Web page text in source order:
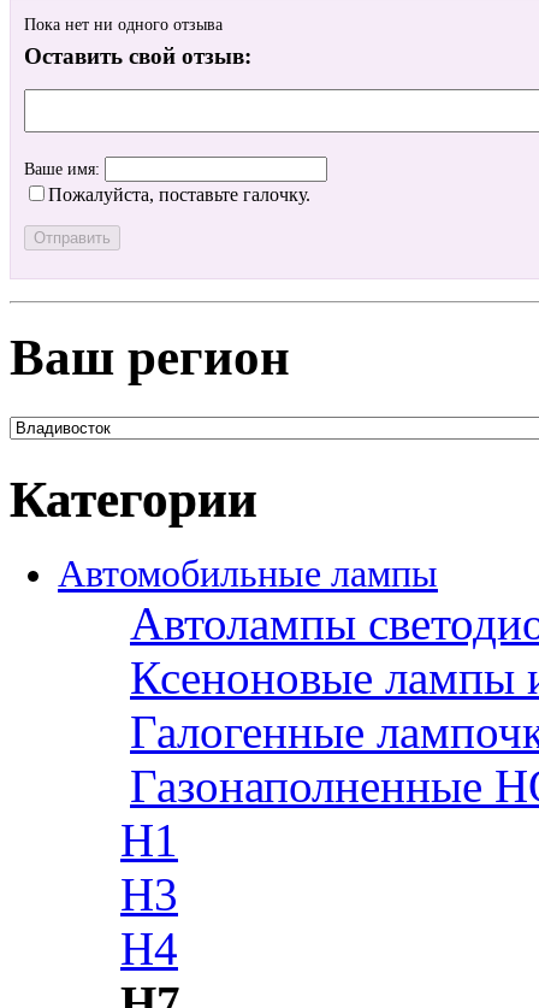
Пока нет ни одного отзыва
Оставить свой отзыв:
Ваше имя:
Пожалуйста, поставьте галочку.
Ваш регион
Категории
Автомобильные лампы
Автолампы
Ксеноновые лампы
Галогенные
Газонаполненные
H1
H3
H4